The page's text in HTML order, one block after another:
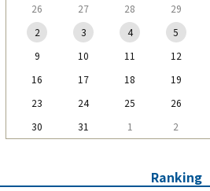
26 27 28 29
2
3 4 5
9
10 11 12
16
17 18 19
23
24 25 26
30
31 1 2
Ranking